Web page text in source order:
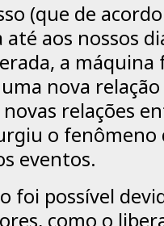
(que de
aos nossos
a máquina
nova
relações
o
eventos.
foi possível
como o